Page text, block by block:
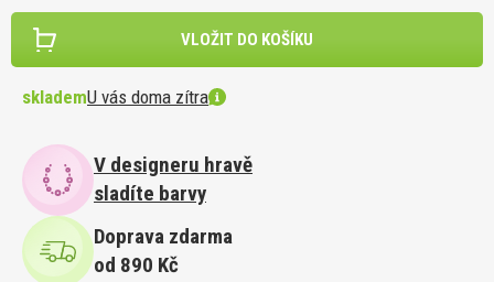
VLOŽIT DO KOŠÍKU
sklademU vás doma zítra
V designeru hravě
sladíte barvy
Doprava zdarma
od 890 Kč